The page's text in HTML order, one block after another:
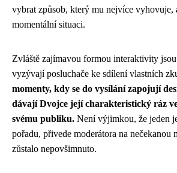
vybrat způsob, který mu nejvíce
momentální situaci.
Zvláště zajímavou formou interaktivity
vyzývají posluchače ke sdílení vlastních
momenty, kdy se do vysílání zapojují
dávají Dvojce její charakteristický ráz
svému publiku. Není výjimkou, že jeden
pořadu, přivede moderátora na
zůstalo nepovšimnuto.